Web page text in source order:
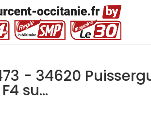
- 34620
su...